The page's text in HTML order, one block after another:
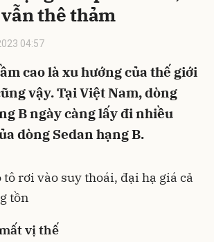
thê thảm
04:57
cao là xu hướng của thế giới
vậy. Tại Việt Nam, dòng
B ngày càng lấy đi nhiều
dòng Sedan hạng B.
rơi vào suy thoái, đại hạ giá cả
tồn
vị thế
Hủy